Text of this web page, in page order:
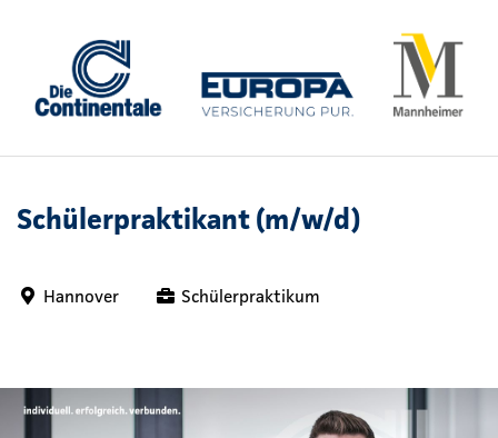
Schülerpraktikant (m/w/d)
Hannover Schülerpraktikum